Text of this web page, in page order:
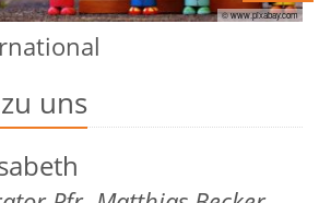
© www.pixabay.com
uns